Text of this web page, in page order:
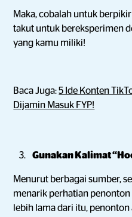
Maka, cobalah untuk berpikir
takut untuk bereksperimen
yang kamu miliki!
Baca Juga:5 Ide Konten
Dijamin Masuk FYP!
Gunakan Kalimat
Menurut berbagai sumber,
menarik perhatian penonton
lebih lama dari itu,